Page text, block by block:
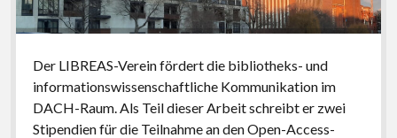
Der LIBREAS-Verein fördert die bibliotheks- und
informationswissenschaftliche Kommunikation im
DACH-Raum. Als Teil dieser Arbeit schreibt er zwei
Stipendien für die Teilnahme an den Open-Access-